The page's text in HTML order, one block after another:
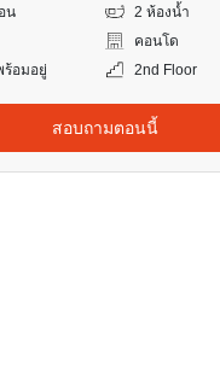
น
2 ห้องน้ำ
คอนโด
อมอยู่
2nd Floor
สอบถามตอนนี้